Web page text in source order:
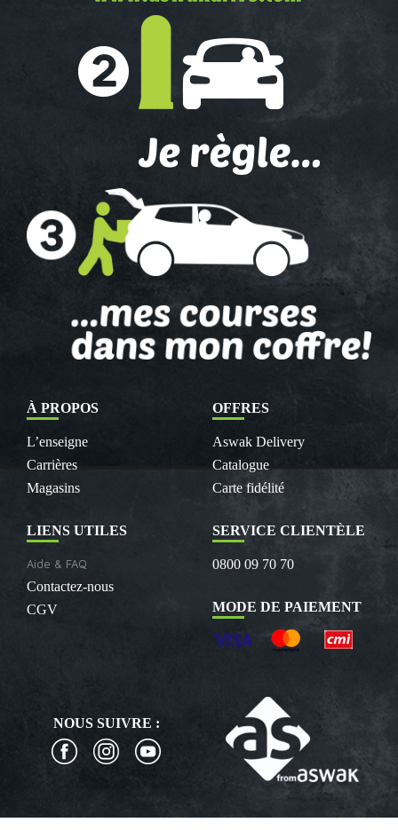
À PROPOS
L’enseigne
Carrières
Magasins
OFFRES
Aswak Delivery
Catalogue
Carte fidélité
LIENS UTILES
Aide & FAQ
Contactez-nous
CGV
SERVICE CLIENTÈLE
0800 09 70 70
MODE DE PAIEMENT
NOUS SUIVRE :